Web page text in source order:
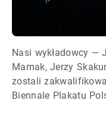
Nasi wykładowcy —
Mamak, Jerzy
zostali
Biennale Plakatu